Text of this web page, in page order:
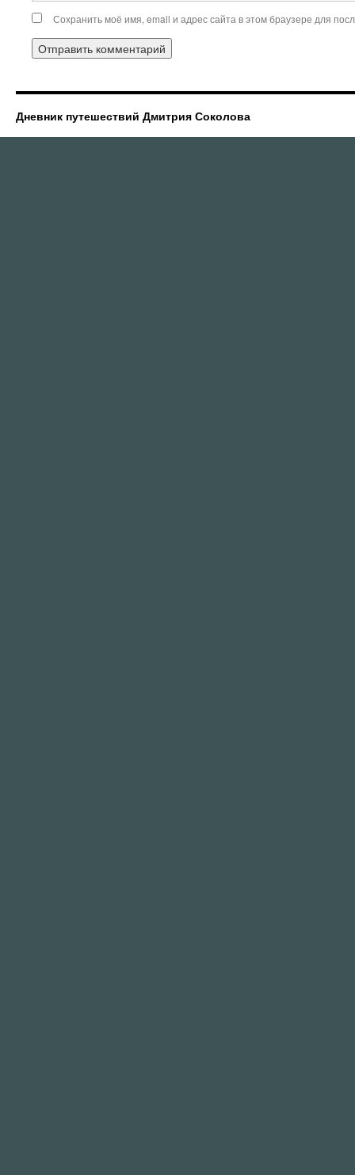
Сохранить моё имя, email и адрес сайта в этом браузере для
Дневник путешествий Дмитрия Соколова